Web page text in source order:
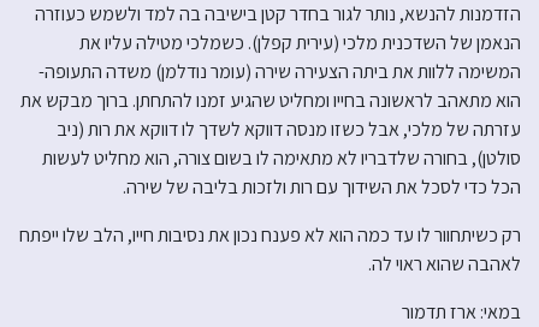
הזדמנות להנשא, נותר לגור בחדר קטן בישיבה בה למד ולשמש כעוזרה
הנאמן של השדכנית מלכי (עירית קפלן). כשמלכי מטילה עליו את
המשימה ללוות את ביתה הצעירה שירה (עומר נודלמן) משדה התעופה-
הוא מתאהב לראשונה בחייו ומחליט שהגיע זמנו להתחתן. ברוך מבקש את
עזרתה של מלכי, אבל כשזו מנסה דווקא לשדך לו דווקא את רות (ניב
סולטן), בחורה שלדבריו לא מתאימה לו בשום צורה, הוא מחליט לעשות
הכל כדי לסכל את השידוך עם רות ולזכות בליבה של שירה.
רק כשיתחוור לו עד כמה הוא לא פענח נכון את נסיבות חייו, הלב שלו ייפתח
לאהבה שהוא ראוי לה.
במאי: ארז תדמור